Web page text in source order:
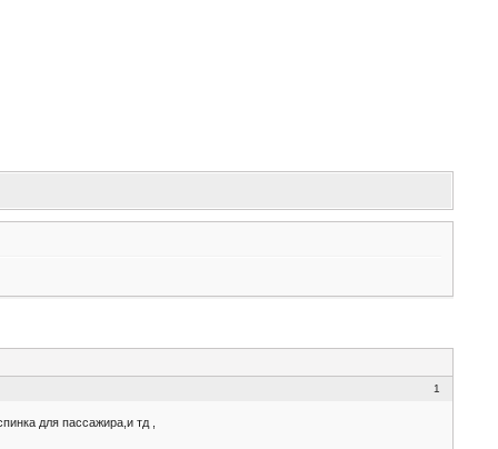
1
для пассажира,и тд ,